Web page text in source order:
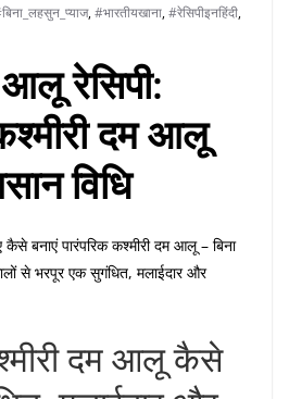
,#भारतीयखाना,#रेसिपीइनहिंदी,
रेसिपी:
दम आलू
विधि
कैसे बनाएं पारंपरिक कश्मीरी दम आलू – बिना
से भरपूर एक सुगंधित, मलाईदार और
दम आलू कैसे